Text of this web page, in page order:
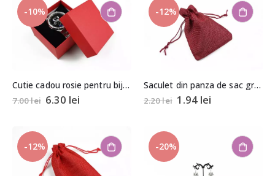
-10%
Cutie cadou rosie pentru bijuterii cu pernita 5,5x8x8,5cm
7.00lei 6.30 lei
-12%
Saculet din panza de sac grena aprox. 9,5×13,5cm
2.20lei 1.94 lei
-12% -20%